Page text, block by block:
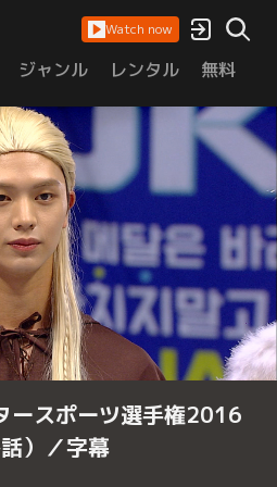
Watch now
ジャンル レンタル 無料
ースポーツ選手権2016
）／字幕